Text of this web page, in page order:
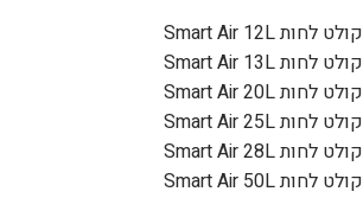
קולט לחות Smart Air 12L
קולט לחות Smart Air 13L
קולט לחות Smart Air 20L
קולט לחות Smart Air 25L
קולט לחות Smart Air 28L
קולט לחות Smart Air 50L